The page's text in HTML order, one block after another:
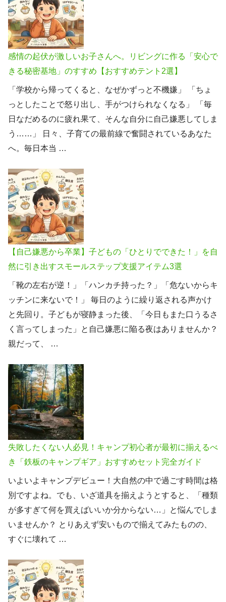
感情の起伏が激しいお子さんへ。リビングに作る「安心で
きる秘密基地」のすすめ【おすすめテント2選】
「学校から帰ってくると、なぜかずっと不機嫌」 「ちょ
っとしたことで怒り出し、手がつけられなくなる」 「毎
日なだめるのに疲れ果て、そんな自分に自己嫌悪してしま
う……」 日々、子育ての最前線で奮闘されているあなた
へ。毎日本当 …
【自己嫌悪から卒業】子どもの「ひとりでできた！」を自
然に引き出すスモールステップ支援アイテム3選
「靴の左右が逆！」「ハンカチ持った？」「危ないからキ
ッチンに来ないで！」 毎日のように繰り返される声かけ
と先回り。子どもが寝静まった後、「今日もまた口うるさ
く言ってしまった」と自己嫌悪に陥る夜はありませんか？
親だって、 …
失敗したくない人必見！キャンプ初心者が最初に揃えるべ
き「鉄板のキャンプギア」おすすめセット完全ガイド
いよいよキャンプデビュー！大自然の中で過ごす時間は格
別ですよね。でも、いざ道具を揃えようとすると、「種類
が多すぎて何を買えばいいか分からない…」と悩んでしま
いませんか？ とりあえず安いもので揃えてみたものの、
すぐに壊れて …